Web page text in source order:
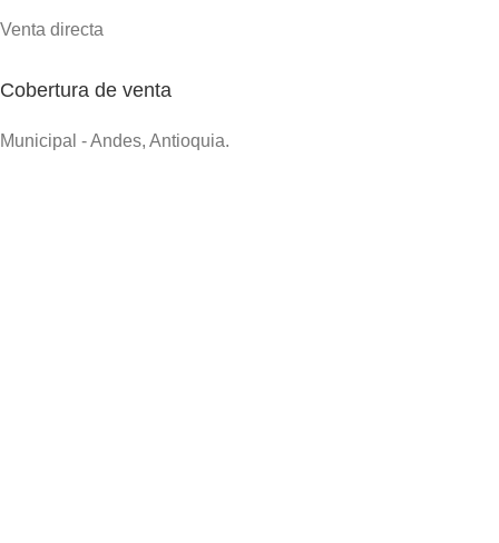
Venta directa
Cobertura de venta
Municipal - Andes, Antioquia.